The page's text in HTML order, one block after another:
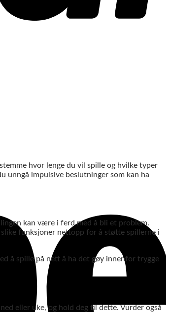
hvor lenge du vil spille og hvilke typer
unngå impulsive beslutninger som kan ha
kan være i ferd med å bli et problem.
funksjoner nettopp for å støtte spillerne i
å spille på nett å ha det gøy innenfor trygge
eller uke, og hold deg til dette. Vurder også